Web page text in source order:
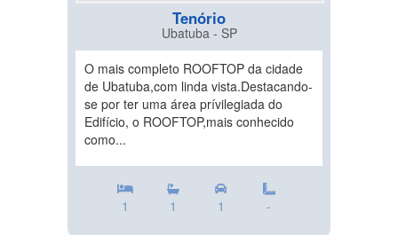
Tenório
Ubatuba - SP
O mais completo ROOFTOP da cidade
de Ubatuba,com linda vista.Destacando-
se por ter uma área prívilegiada do
Edifício, o ROOFTOP,mais conhecido
como...
1 1 1 -